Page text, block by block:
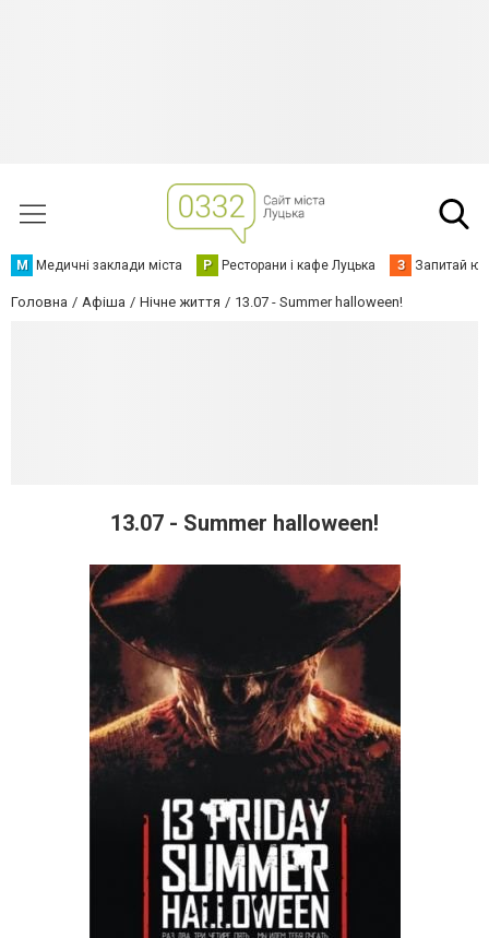
М Медичні заклади міста Р Ресторани і кафе Луцька З Запитай
Головна Афіша Нічне життя 13.07 - Summer halloween!
13.07 - Summer halloween!